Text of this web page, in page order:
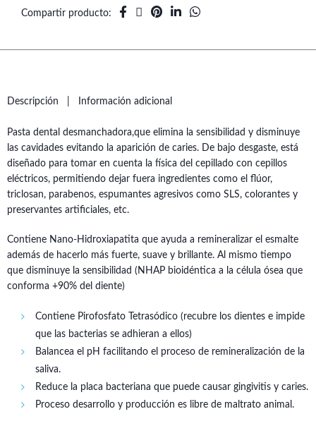
Compartir producto
Descripción Información adicional
Pasta dental desmanchadora,que elimina la sensibilidad y disminuye
las cavidades evitando la aparición de caries. De bajo desgaste, está
diseñado para tomar en cuenta la física del cepillado con cepillos
eléctricos, permitiendo dejar fuera ingredientes como el flúor,
triclosan, parabenos, espumantes agresivos como SLS, colorantes y
preservantes artificiales, etc.
Contiene Nano-Hidroxiapatita que ayuda a remineralizar el esmalte
además de hacerlo más fuerte, suave y brillante. Al mismo tiempo
que disminuye la sensibilidad (NHAP bioidéntica a la célula ósea que
conforma +90% del diente)
Contiene Pirofosfato Tetrasódico (recubre los dientes e impide
que las bacterias se adhieran a ellos)
Balancea el pH facilitando el proceso de remineralización de la
saliva.
Reduce la placa bacteriana que puede causar gingivitis y caries.
Proceso desarrollo y producción es libre de maltrato animal.